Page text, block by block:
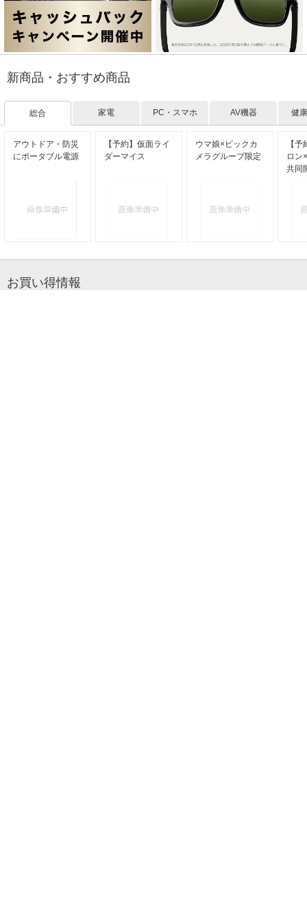
新商品・おすすめ商品
総合 家電 PC・スマホ AV機器 健
アウトドア・防災
にポータブル電源
【予約】仮面ライ
ダーマイス
ウマ娘×ビックカ
メラグループ限定
【
ロン
共同
お買い得情報